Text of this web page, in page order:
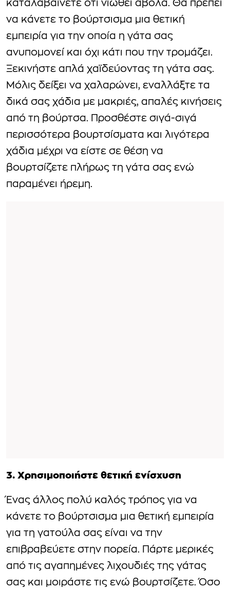
καταλαβαίνετε ότι νιώθει άβολα. Θα πρέπει
να κάνετε το βούρτσισμα μια θετική
εμπειρία για την οποία η γάτα σας
ανυπομονεί και όχι κάτι που την τρομάζει.
Ξεκινήστε απλά χαϊδεύοντας τη γάτα σας.
Μόλις δείξει να χαλαρώνει, εναλλάξτε τα
δικά σας χάδια με μακριές, απαλές κινήσεις
από τη βούρτσα. Προσθέστε σιγά-σιγά
περισσότερα βουρτσίσματα και λιγότερα
χάδια μέχρι να είστε σε θέση να
βουρτσίζετε πλήρως τη γάτα σας ενώ
παραμένει ήρεμη.
3. Χρησιμοποιήστε θετική ενίσχυση
Ένας άλλος πολύ καλός τρόπος για να
κάνετε το βούρτσισμα μια θετική εμπειρία
για τη γατούλα σας είναι να την
επιβραβεύετε στην πορεία. Πάρτε μερικές
από τις αγαπημένες λιχουδιές της γάτας
σας και μοιράστε τις ενώ βουρτσίζετε. Όσο